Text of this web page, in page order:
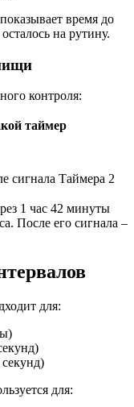
время до
на рутину.
контроля:
таймер
сигнала Таймера 2
1 час 42 минуты
После его сигнала –
для:
для: